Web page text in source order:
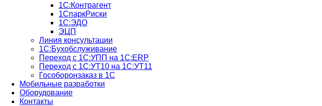
1С:Контрагент
1СпаркРиски
1С:ЭДО
ЭЦП
Линия консультации
1С:Бухобслуживание
Переход с 1С:УПП на 1С:ERP
Переход с 1С:УТ10 на 1С:УТ11
Гособоронзаказ в 1С
Мобильные разработки
Оборудование
Контакты